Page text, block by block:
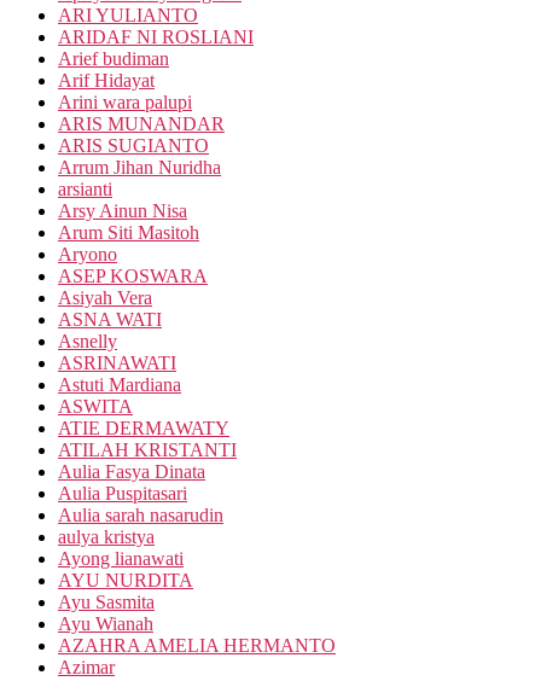
ARI YULIANTO
ARIDAF NI ROSLIANI
Arief budiman
Arif Hidayat
Arini wara palupi
ARIS MUNANDAR
ARIS SUGIANTO
Arrum Jihan Nuridha
arsianti
Arsy Ainun Nisa
Arum Siti Masitoh
Aryono
ASEP KOSWARA
Asiyah Vera
ASNA WATI
Asnelly
ASRINAWATI
Astuti Mardiana
ASWITA
ATIE DERMAWATY
ATILAH KRISTANTI
Aulia Fasya Dinata
Aulia Puspitasari
Aulia sarah nasarudin
aulya kristya
Ayong lianawati
AYU NURDITA
Ayu Sasmita
Ayu Wianah
AZAHRA AMELIA HERMANTO
Azimar